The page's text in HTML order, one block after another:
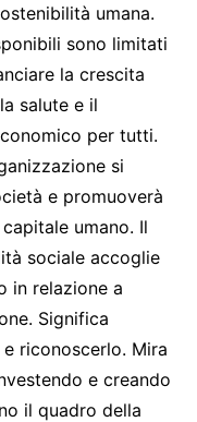
umana.
sono limitati
la crescita
salute e il
per tutti.
si
e promuoverà
umano. Il
sociale accoglie
in relazione a
Significa
riconoscerlo. Mira
e creando
il quadro della